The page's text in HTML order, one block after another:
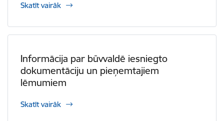
Skatīt vairāk
Informācija par būvvaldē iesniegto
dokumentāciju un pieņemtajiem
lēmumiem
Skatīt vairāk